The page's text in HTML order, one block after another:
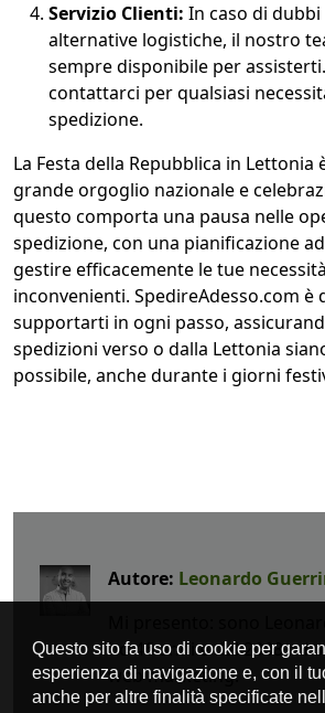
Servizio Clienti: In caso di
alternative logistiche, il nostro
sempre disponibile per
contattarci per qualsiasi
spedizione.
La Festa della Repubblica in
grande orgoglio nazionale e
questo comporta una pausa nelle
spedizione, con una pianificazione
gestire efficacemente le tue
inconvenienti. SpedireAdesso.com è
supportarti in ogni passo,
spedizioni verso o dalla Lettonia
possibile, anche durante i giorni
Autore: Leonardo
ho 46 anni e dal 2008 mi
web marketing.